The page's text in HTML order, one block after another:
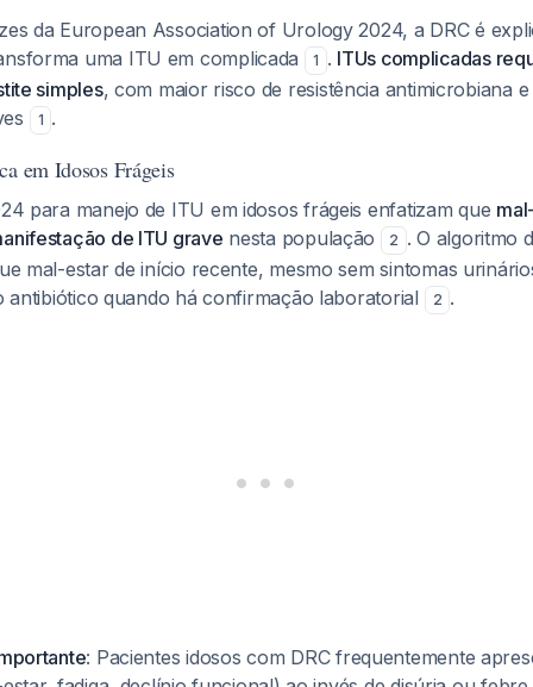
da European Association of Urology 2024, a DRC é
uma ITU em complicada
1 . ITUs complicadas
simples, com maior risco de resistência antimicrobiana
1 .
em Idosos Frágeis
para manejo de ITU em idosos frágeis enfatizam que
de ITU grave nesta população 2 . O algoritmo
mal-estar de início recente, mesmo sem sintomas
antibiótico quando há confirmação laboratorial
2 .
: Pacientes idosos com DRC frequentemente